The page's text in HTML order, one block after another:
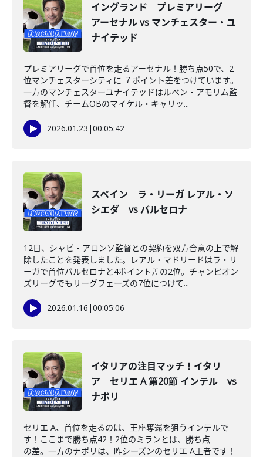
イングランド プレミアリーグ
アーセナル vs マンチェスター・ユ
ナイテッド
プレミアリーグで首位を走るアーセナル！勝ち点50で、2
位マンチェスターシティに ７ポイント差をつけています。
一方のマンチェスターユナイテッドはルベン・アモリム監
督を解任、チームOBのマイケル・キャリッ...
2026.01.23 |00:05:42
スペイン ラ・リーガ レアル・ソ
シエダ vs バルセロナ
12日、シャビ・アロンソ監督との契約を双方合意の上で解
除したことを発表しました。レアル・マドリードはラ・リ
ーガで首位バルセロナと4ポイント差の2位。チャンピオン
ズリーグでもリーグフェーズの7位につけて...
2026.01.16 |00:05:06
イタリアの注目マッチ！イタリ
ア セリエ A 第20節 インテル vs
ナポリ
セリエ A、首位を走るのは、王座奪還を狙うインテルで
す！ここまで勝ち点42！2位のミランとは、勝ち点
の差。一方のナポリは、昨シーズンのセリエ A王者です！